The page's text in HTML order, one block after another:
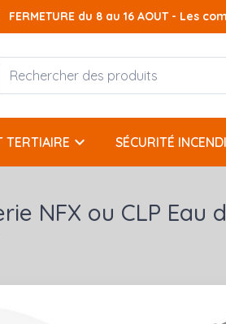
FERMETURE du 8 au 16 AOUT - Les
TERTIAIRE keyboard_arrow_down SÉCURITÉ
NFX ou CLP Eau